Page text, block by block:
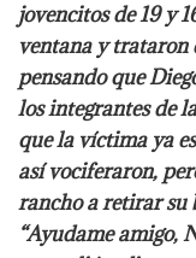
jovencitos de 19 y
ventana y trataron
pensando que
los integrantes de
que la víctima ya
así vociferaron,
rancho a retirar su
“Ayudame amigo,